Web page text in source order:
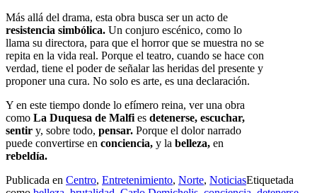
Más allá del drama, esta obra busca ser un acto de
resistencia simbólica. Un conjuro escénico, como lo
llama su directora, para que el horror que se muestra no se
repita en la vida real. Porque el teatro, cuando se hace con
verdad, tiene el poder de señalar las heridas del presente y
proponer una cura. No solo es arte, es una declaración.
Y en este tiempo donde lo efímero reina, ver una obra
como La Duquesa de Malfi es detenerse, escuchar,
sentir y, sobre todo, pensar. Porque el dolor narrado
puede convertirse en conciencia, y la belleza, en
rebeldía.
Publicada en Centro, Entretenimiento, Norte, NoticiasEtiquetada